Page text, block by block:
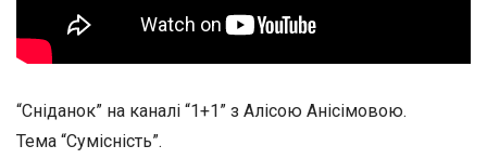
“Сніданок” на каналі “1+1” з Алісою Анісімовою.
Тема “Сумісність”.